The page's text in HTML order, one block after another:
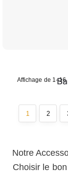
Notre
Choisir le
Affichage de 1–16
1 2